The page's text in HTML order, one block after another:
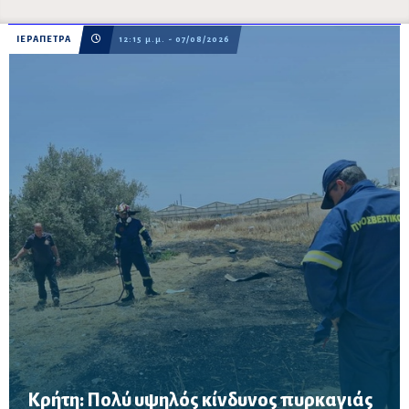
ΙΕΡΑΠΕΤΡΑ 12:15 μ.μ. - 07/08/2026
Κρήτη: Πολύ υψηλός κίνδυνος πυρκαγιάς